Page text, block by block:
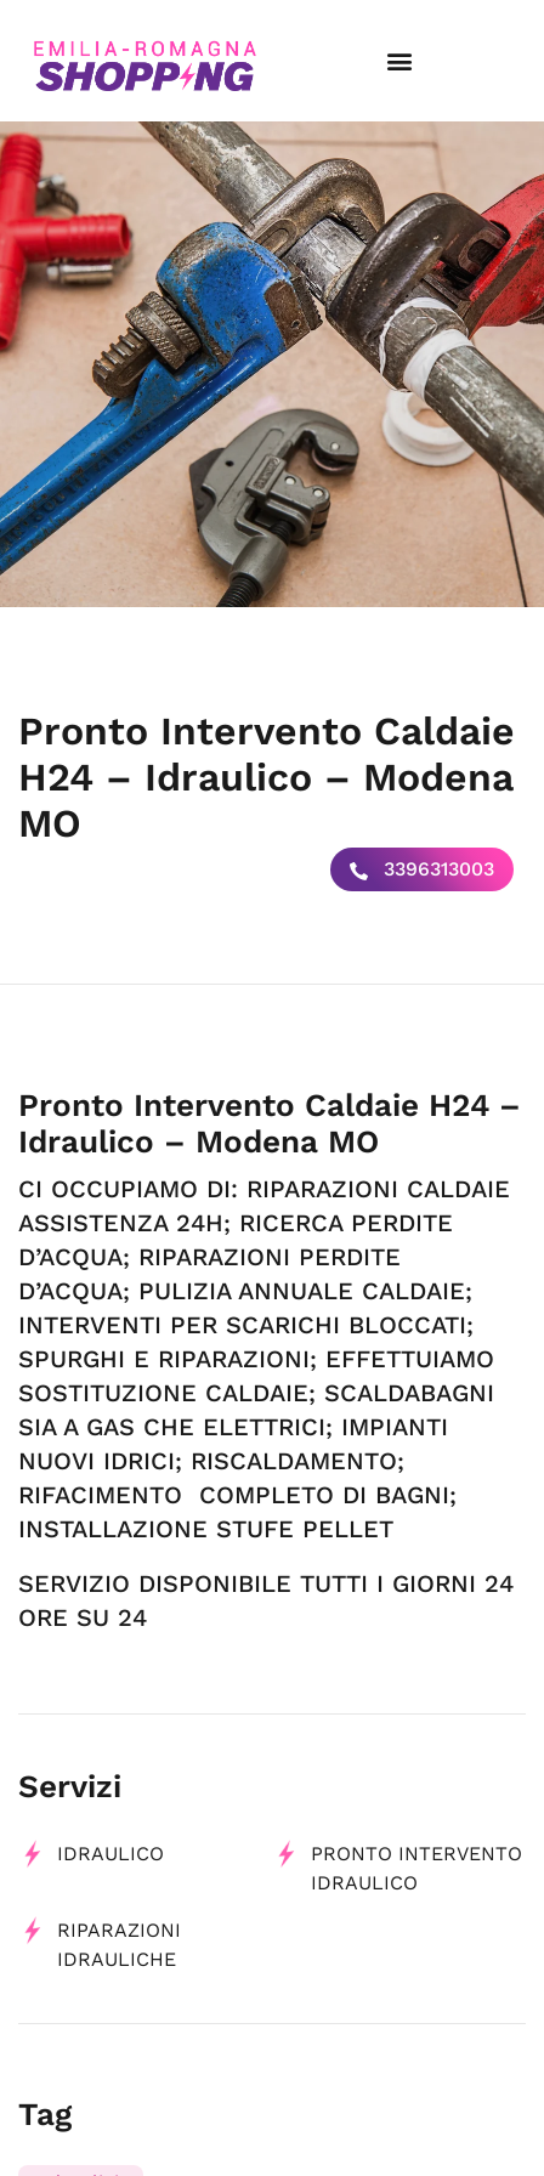
Pronto Intervento Caldaie
H24 – Idraulico – Modena
MO
3396313003
Pronto Intervento Caldaie H24 –
Idraulico – Modena MO
CI OCCUPIAMO DI: RIPARAZIONI CALDAIE
ASSISTENZA 24H; RICERCA PERDITE
D’ACQUA; RIPARAZIONI PERDITE
D’ACQUA; PULIZIA ANNUALE CALDAIE;
INTERVENTI PER SCARICHI BLOCCATI;
SPURGHI E RIPARAZIONI; EFFETTUIAMO
SOSTITUZIONE CALDAIE; SCALDABAGNI
SIA A GAS CHE ELETTRICI; IMPIANTI
NUOVI IDRICI; RISCALDAMENTO;
RIFACIMENTO COMPLETO DI BAGNI;
INSTALLAZIONE STUFE PELLET
SERVIZIO DISPONIBILE TUTTI I GIORNI 24
ORE SU 24
Servizi
IDRAULICO
PRONTO INTERVENTO
IDRAULICO
RIPARAZIONI
IDRAULICHE
Tag